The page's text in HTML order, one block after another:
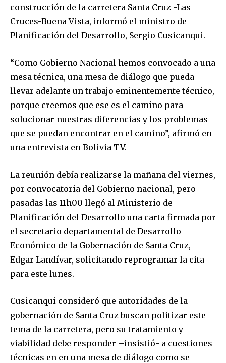
construcción de la carretera Santa Cruz -Las
Cruces-Buena Vista, informó el ministro de
Planificación del Desarrollo, Sergio Cusicanqui.
“Como Gobierno Nacional hemos convocado a una
mesa técnica, una mesa de diálogo que pueda
llevar adelante un trabajo eminentemente técnico,
porque creemos que ese es el camino para
solucionar nuestras diferencias y los problemas
que se puedan encontrar en el camino”, afirmó en
una entrevista en Bolivia TV.
La reunión debía realizarse la mañana del viernes,
por convocatoria del Gobierno nacional, pero
pasadas las 11h00 llegó al Ministerio de
Planificación del Desarrollo una carta firmada por
el secretario departamental de Desarrollo
Económico de la Gobernación de Santa Cruz,
Edgar Landívar, solicitando reprogramar la cita
para este lunes.
Cusicanqui consideró que autoridades de la
gobernación de Santa Cruz buscan politizar este
tema de la carretera, pero su tratamiento y
viabilidad debe responder –insistió- a cuestiones
técnicas en en una mesa de diálogo como se